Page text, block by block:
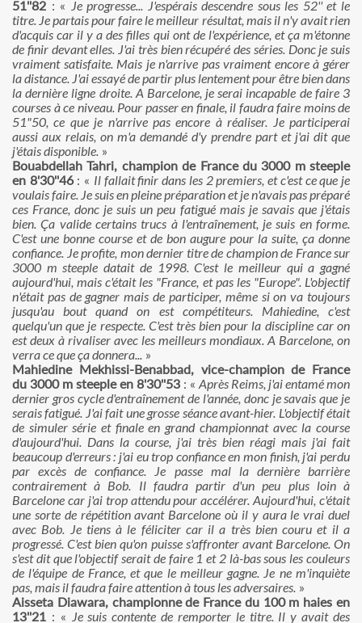
51''82 : « Je progresse... J'espérais descendre sous les 52'' et le
titre. Je partais pour faire le meilleur résultat, mais il n'y avait rien
d'acquis car il y a des filles qui ont de l'expérience, et ça m'étonne
de finir devant elles. J'ai très bien récupéré des séries. Donc je suis
vraiment satisfaite. Mais je n'arrive pas vraiment encore à gérer
la distance. J'ai essayé de partir plus lentement pour être bien dans
la dernière ligne droite. A Barcelone, je serai incapable de faire 3
courses à ce niveau. Pour passer en finale, il faudra faire moins de
51"50, ce que je n'arrive pas encore à réaliser. Je participerai
aussi aux relais, on m'a demandé d'y prendre part et j'ai dit que
j'étais disponible. »
Bouabdellah Tahri, champion de France du 3000 m steeple
en 8'30''46: « Il fallait finir dans les 2 premiers, et c'est ce que je
voulais faire. Je suis en pleine préparation et je n'avais pas préparé
ces France, donc je suis un peu fatigué mais je savais que j'étais
bien. Ça valide certains trucs à l'entraînement, je suis en forme.
C'est une bonne course et de bon augure pour la suite, ça donne
confiance. Je profite, mon dernier titre de champion de France sur
3000 m steeple datait de 1998. C'est le meilleur qui a gagné
aujourd'hui, mais c'était les "France, et pas les "Europe". L'objectif
n'était pas de gagner mais de participer, même si on va toujours
jusqu'au bout quand on est compétiteurs. Mahiedine, c'est
quelqu'un que je respecte. C'est très bien pour la discipline car on
est deux à rivaliser avec les meilleurs mondiaux. A Barcelone, on
verra ce que ça donnera... »
Mahiedine Mekhissi-Benabbad, vice-champion de France
du 3000 m steeple en 8'30''53 : « Après Reims, j'ai entamé mon
dernier gros cycle d'entraînement de l'année, donc je savais que je
serais fatigué. J'ai fait une grosse séance avant-hier. L'objectif était
de simuler série et finale en grand championnat avec la course
d'aujourd'hui. Dans la course, j'ai très bien réagi mais j'ai fait
beaucoup d'erreurs : j'ai eu trop confiance en mon finish, j'ai perdu
par excès de confiance. Je passe mal la dernière barrière
contrairement à Bob. Il faudra partir d'un peu plus loin à
Barcelone car j'ai trop attendu pour accélérer. Aujourd'hui, c'était
une sorte de répétition avant Barcelone où il y aura le vrai duel
avec Bob. Je tiens à le féliciter car il a très bien couru et il a
progressé. C'est bien qu'on puisse s'affronter avant Barcelone. On
s'est dit que l'objectif serait de faire 1 et 2 là-bas sous les couleurs
de l'équipe de France, et que le meilleur gagne. Je ne m'inquiète
pas, mais il faudra faire attention à tous les adversaires. »
Aisseta Diawara, championne de France du 100 m haies en
13''21 : « Je suis contente de remporter le titre. Il y avait des